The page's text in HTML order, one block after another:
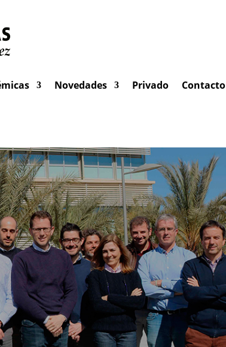
Novedades Privado
Contacto